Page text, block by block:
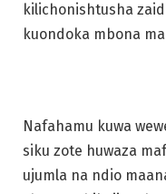
kilichonishtusha
kuondoka mbona
Nafahamu kuwa
siku zote huwaza
ujumla na ndio